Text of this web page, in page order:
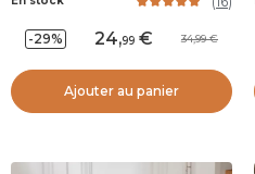
-29% 24,99 34,99
Ajouter au panier